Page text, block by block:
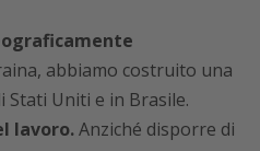
abbiamo costruito una
Stati Uniti e in Brasile.
lavoro.Anziché disporre di